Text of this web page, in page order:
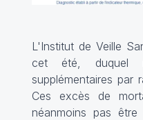
L'Institut de Veille
cet été , duquel
supplémentaires par
Ces excès de
néanmoins pas